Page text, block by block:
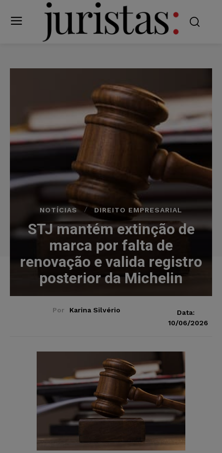
NOTÍCIAS DIREITO EMPRESARIAL
STJ mantém extinção de
marca por falta de
renovação e valida registro
posterior da Michelin
Por Karina Silvério
Data:
10/06/2026